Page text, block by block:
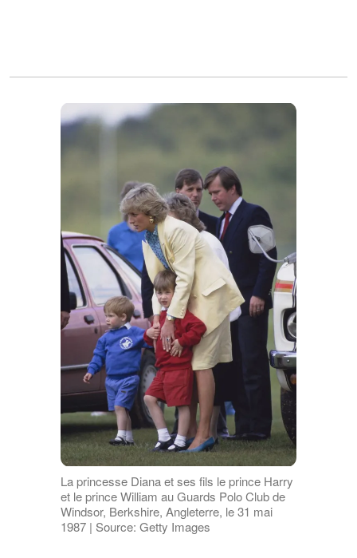
La princesse Diana et ses fils le prince Harry
et le prince William au Guards Polo Club de
Windsor, Berkshire, Angleterre, le 31 mai
1987 | Source: Getty Images